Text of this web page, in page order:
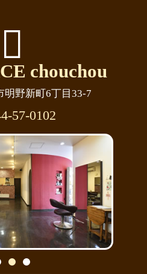
chouchou
明野新町6丁目33-7
57-0102